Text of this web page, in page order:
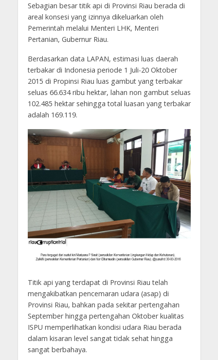
Sebagian besar titik api di Provinsi Riau berada di
areal konsesi yang izinnya dikeluarkan oleh
Pemerintah melalui Menteri LHK, Menteri
Pertanian, Gubernur Riau.
Berdasarkan data LAPAN, estimasi luas daerah
terbakar di Indonesia periode 1 Juli-20 Oktober
2015 di Propinsi Riau luas gambut yang terbakar
seluas 66.634 ribu hektar, lahan non gambut seluas
102.485 hektar sehingga total luasan yang terbakar
adalah 169.119.
Titik api yang terdapat di Provinsi Riau telah
mengakibatkan pencemaran udara (asap) di
Provinsi Riau, bahkan pada sekitar pertengahan
September hingga pertengahan Oktober kualitas
ISPU memperlihatkan kondisi udara Riau berada
dalam kisaran level sangat tidak sehat hingga
sangat berbahaya.